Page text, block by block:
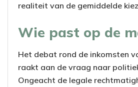
realiteit van de gemiddelde
Wie past op de
Het debat rond de inkomsten
raakt aan de vraag naar
Ongeacht de legale